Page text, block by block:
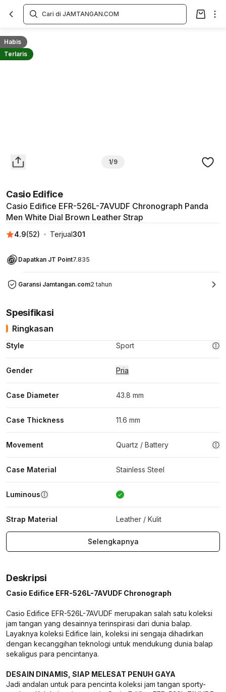
Habis
Terlaris
1/9
Casio Edifice
Casio Edifice EFR-526L-7AVUDF Chronograph Panda
Men White Dial Brown Leather Strap
4.9(52) Terjual301
Dapatkan JT Point7.835
Garansi Jamtangan.com2 tahun
Overview
Spesifikasi
Ringkasan
Style Sport
Gender Pria
Case Diameter 43.8 mm
Case Thickness 11.6 mm
Movement Quartz / Battery
Case Material Stainless Steel
Luminous
Strap Material Leather / Kulit
Selengkapnya
Deskripsi
Casio Edifice EFR-526L-7AVUDF Chronograph
Casio Edifice EFR-526L-7AVUDF merupakan salah satu koleksi
jam tangan yang desainnya terinspirasi dari dunia balap.
Layaknya koleksi Edifice lain, koleksi ini sengaja dihadirkan
dengan kecanggihan teknologi untuk mendukung dunia balap
sekaligus para pencintanya.
DESAIN DINAMIS, SIAP MELESAT PENUH GAYA
Jadi andalan untuk para pencinta koleksi jam tangan sporty-